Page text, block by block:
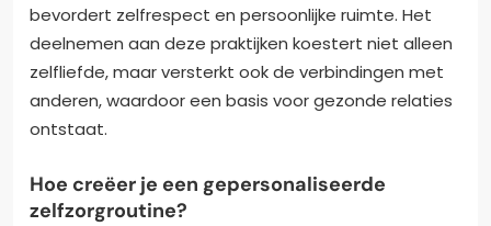
bevordert zelfrespect en persoonlijke ruimte. Het
deelnemen aan deze praktijken koestert niet alleen
zelfliefde, maar versterkt ook de verbindingen met
anderen, waardoor een basis voor gezonde relaties
ontstaat.
Hoe creëer je een gepersonaliseerde
zelfzorgroutine?